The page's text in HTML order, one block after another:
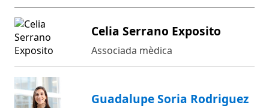
Celia Serrano Exposito
Associada mèdica
Guadalupe Soria Rodriguez